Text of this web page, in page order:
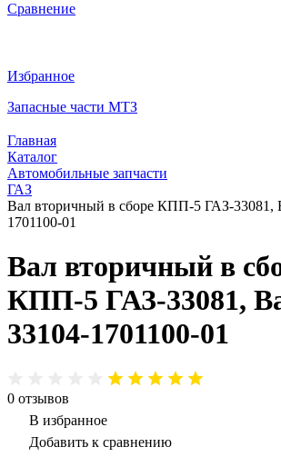
Сравнение
Избранное
Запасные части МТЗ
Главная
Каталог
Автомобильные запчасти
ГАЗ
Вал вторичный в сборе КПП-5 ГАЗ-33081,
1701100-01
Вал вторичный в
КПП-5 ГАЗ-33081,
33104-1701100-01
0 отзывов
В избранное
Добавить к сравнению